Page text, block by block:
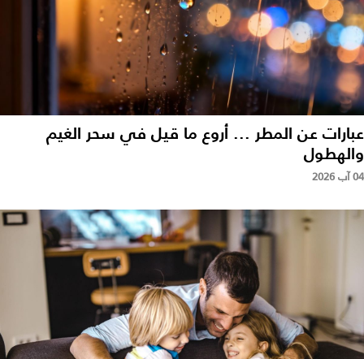
عبارات عن المطر ... أروع ما قيل في سحر الغيم
والهطول
04 آب 2026